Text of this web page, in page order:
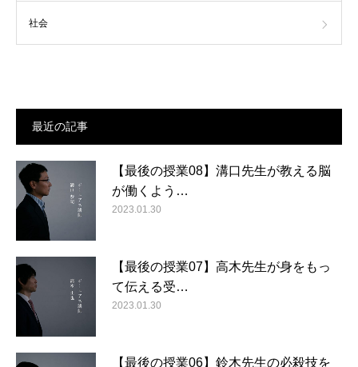
社会
最近の記事
【最後の授業08】溝口先生が教える脳
が働くよう…
2023.01.30
【最後の授業07】高木先生が身をもっ
て伝える受…
2023.01.30
【最後の授業06】鈴木先生の必殺技を